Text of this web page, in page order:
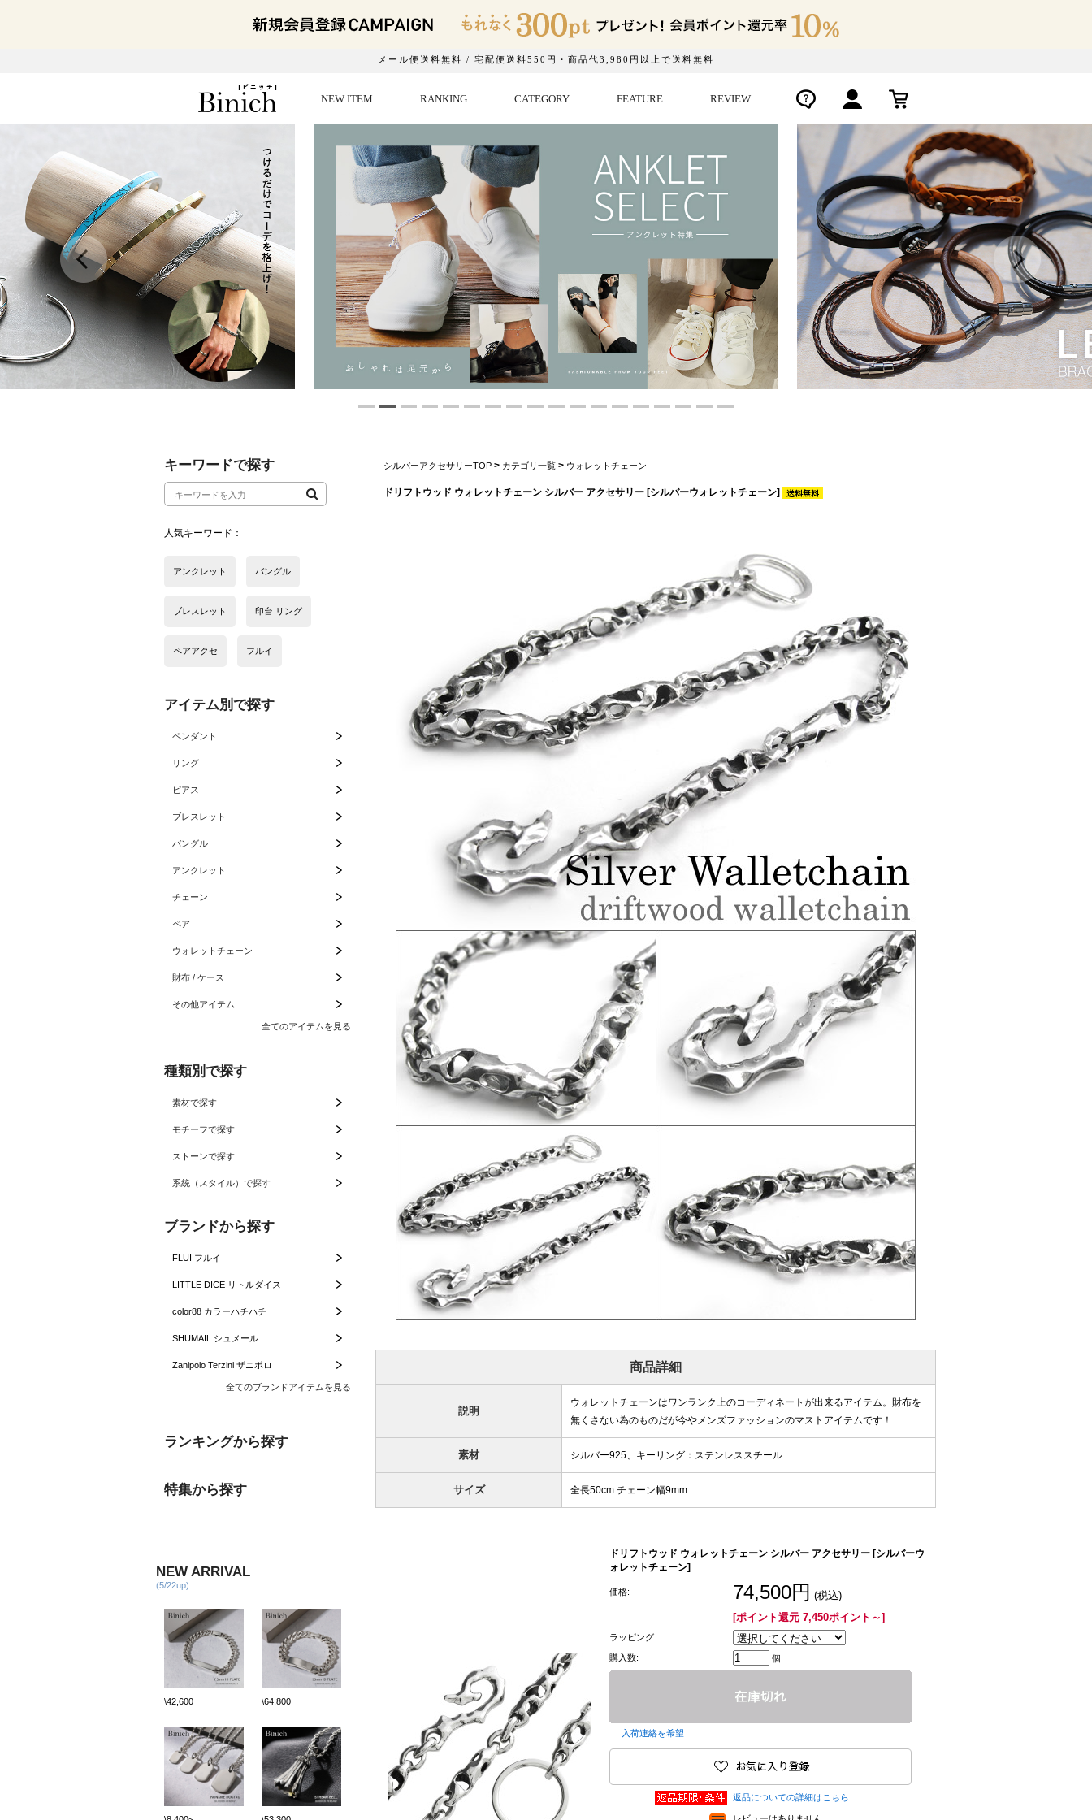
アイテム別で探す
ペンダント
リング
ピアス
ブレスレット
バングル
アンクレット
チェーン
ペア
ウォレットチェーン
財布 / ケース
その他アイテム
全てのアイテムを見る
種類別で探す
素材で探す
モチーフで探す
ストーンで探す
系統（スタイル）で探す
ブランドから探す
FLUI フルイ
LITTLE DICE リトルダイス
color88 カラーハチハチ
SHUMAIL シュメール
Zanipolo Terzini ザニポロ
全てのブランドアイテムを見る
ランキングから探す
特集から探す
シルバーアクセサリーTOP > カテゴリ一覧 > ウォレットチェーン
ドリフトウッド ウォレットチェーン シルバー アクセサリー [シルバーウォレットチェーン]
商品詳細
説明
ウォレットチェーンはワンランク上のコーディネートが出来るアイテム。財布を
無くさない為のものだが今やメンズファッションのマストアイテムです！
素材 シルバー925、キーリング：ステンレススチール
サイズ 全長50cm チェーン幅9mm
ドリフトウッド ウォレットチェーン シルバー アクセサリー [シルバーウ
ォレットチェーン]
価格: 74,500円 (税込)
[ポイント還元 7,450ポイント～]
ラッピング:
購入数: 個
入荷連絡を希望
返品についての詳細はこちら